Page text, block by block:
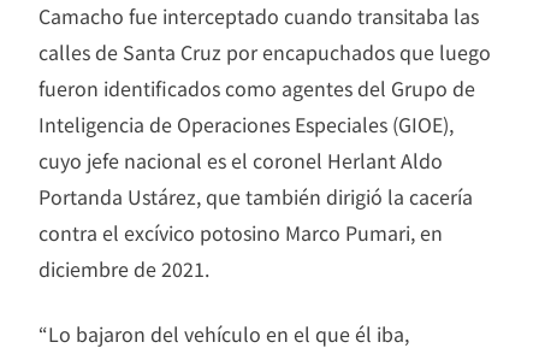
Camacho fue interceptado cuando transitaba las
calles de Santa Cruz por encapuchados que luego
fueron identificados como agentes del Grupo de
Inteligencia de Operaciones Especiales (GIOE),
cuyo jefe nacional es el coronel Herlant Aldo
Portanda Ustárez, que también dirigió la cacería
contra el excívico potosino Marco Pumari, en
diciembre de 2021.
“Lo bajaron del vehículo en el que él iba,